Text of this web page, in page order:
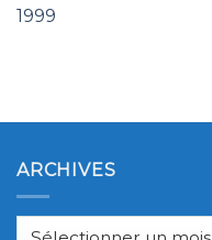
1999
ARCHIVES
Archives